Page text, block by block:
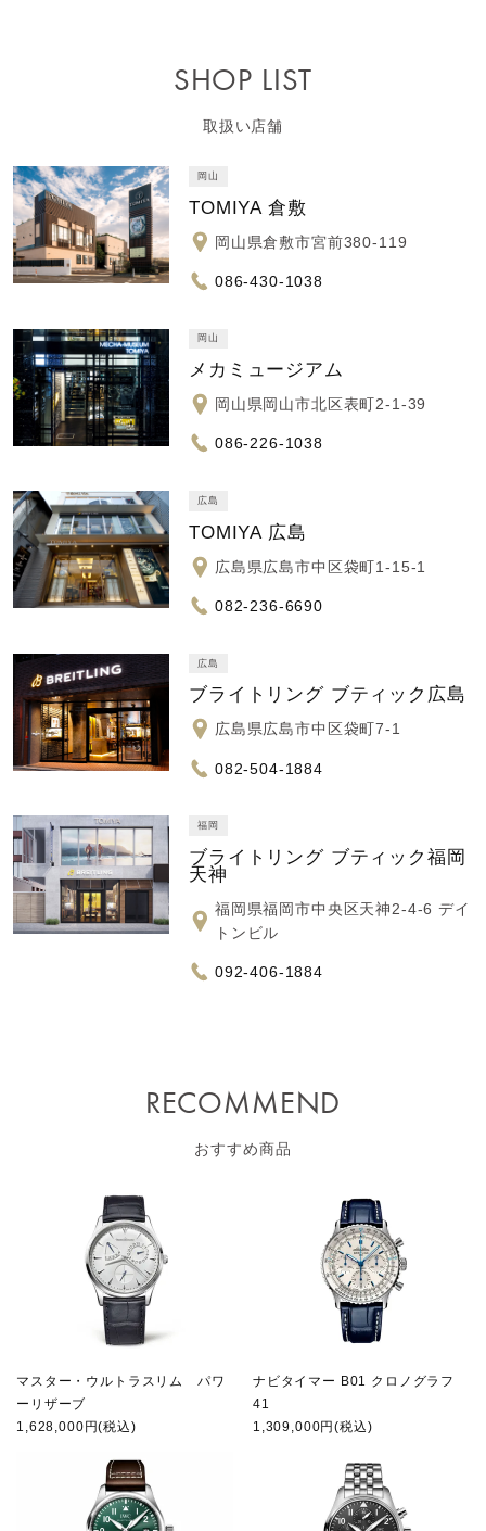
SHOP LIST
取扱い店舗
岡山
TOMIYA 倉敷
岡山県倉敷市宮前380-119
086-430-1038
岡山
メカミュージアム
岡山県岡山市北区表町2-1-39
086-226-1038
広島
TOMIYA 広島
広島県広島市中区袋町1-15-1
082-236-6690
広島
ブライトリング ブティック広島
広島県広島市中区袋町7-1
082-504-1884
福岡
ブライトリング ブティック福岡
天神
福岡県福岡市中央区天神2-4-6 デイ
トンビル
092-406-1884
RECOMMEND
おすすめ商品
マスター・ウルトラスリム パワ
ーリザーブ
1,628,000円(税込)
ナビタイマー B01 クロノグラフ
41
1,309,000円(税込)